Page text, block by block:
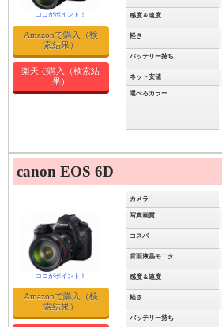
感度＆速度
軽さ
バッテリー持ち
ネット安値
選べるカラー
Amazonで購入（検
索結果）
楽天で購入（検索結
果）
canon EOS 6D
カメラ
写真画質
コスパ
背面液晶モニタ
感度＆速度
軽さ
バッテリー持ち
Amazonで購入（検
索結果）